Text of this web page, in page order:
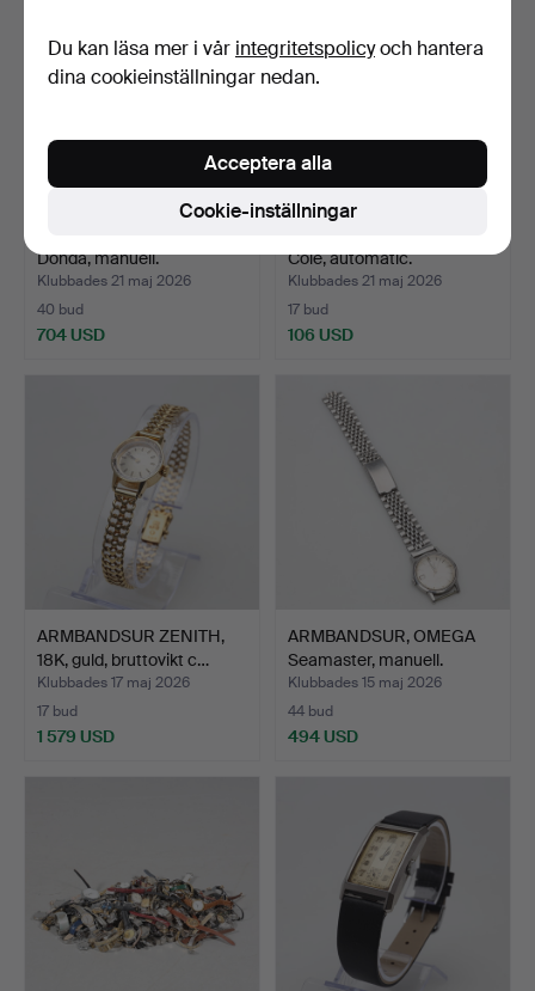
Donda, manuell.
Klubbades 21 maj 2026
40 bud
704 USD
Cole, automatic.
Klubbades 21 maj 2026
17 bud
106 USD
ARMBANDSUR ZENITH,
18K, guld, bruttovikt c…
Klubbades 17 maj 2026
17 bud
1 579 USD
ARMBANDSUR, OMEGA
Seamaster, manuell.
Klubbades 15 maj 2026
44 bud
494 USD
Du kan läsa mer i vår integritetspolicyoch hantera
dina cookieinställningar nedan.
Cookie-inställningar
Acceptera alla